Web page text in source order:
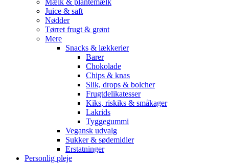
Mælk & plantemælk
Juice & saft
Nødder
Tørret frugt & grønt
Mere
Snacks & lækkerier
Barer
Chokolade
Chips & knas
Slik, drops & bolcher
Frugtdelikatesser
Kiks, riskiks & småkager
Lakrids
Tyggegummi
Vegansk udvalg
Sukker & sødemidler
Erstatninger
Personlig pleje